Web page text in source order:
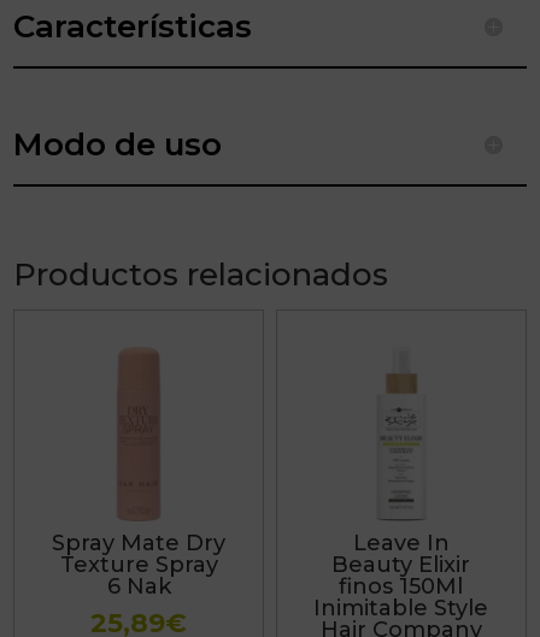
Características
Modo de uso
Productos relacionados
Spray Mate Dry
Texture Spray
6 Nak
25,89€
opciones
se
pueden
Leave In
Beauty Elixir
finos 150Ml
Inimitable Style
Hair Company